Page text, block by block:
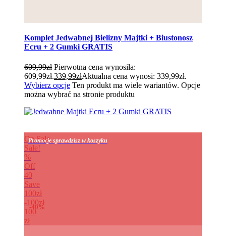
Komplet Jedwabnej Bielizny Majtki + Biustonosz
Ecru + 2 Gumki GRATIS
609,99zł Pierwotna cena wynosiła:
609,99zł.339,99złAktualna cena wynosi: 339,99zł.
Wybierz opcje Ten produkt ma wiele wariantów. Opcje
można wybrać na stronie produktu
On Sale
Sale!
%
Off
40
Save
100zł
100zł
40%
100
zł
Promocje sprawdzisz w koszyku